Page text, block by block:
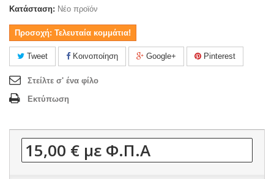
Κατάσταση: Νέο προϊόν
Προσοχή: Τελευταία κομμάτια!
Tweet Κοινοποίηση Google+ Pinterest
Στείλτε σ' ένα φίλο
Εκτύπωση
15,00 € με Φ.Π.Α